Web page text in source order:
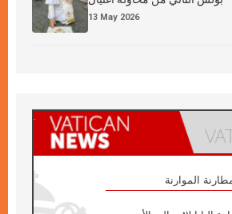
13 May 2026
الموارنة